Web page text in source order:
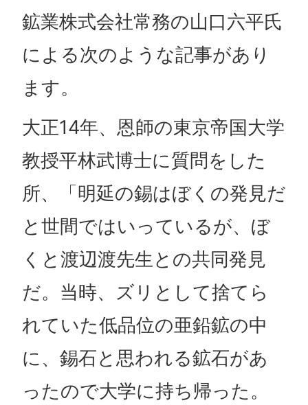
鉱業株式会社常務の山口六平氏
による次のような記事があり
ます。
大正14年、恩師の東京帝国大学
教授平林武博士に質問をした
所、「明延の錫はぼくの発見だ
と世間ではいっているが、ぼ
くと渡辺渡先生との共同発見
だ。当時、ズリとして捨てら
れていた低品位の亜鉛鉱の中
に、錫石と思われる鉱石があ
ったので大学に持ち帰った。